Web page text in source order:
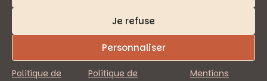
Je refuse
Personnaliser
Politique de
Politique de
Mentions
© 2026 Marseille en Goguette